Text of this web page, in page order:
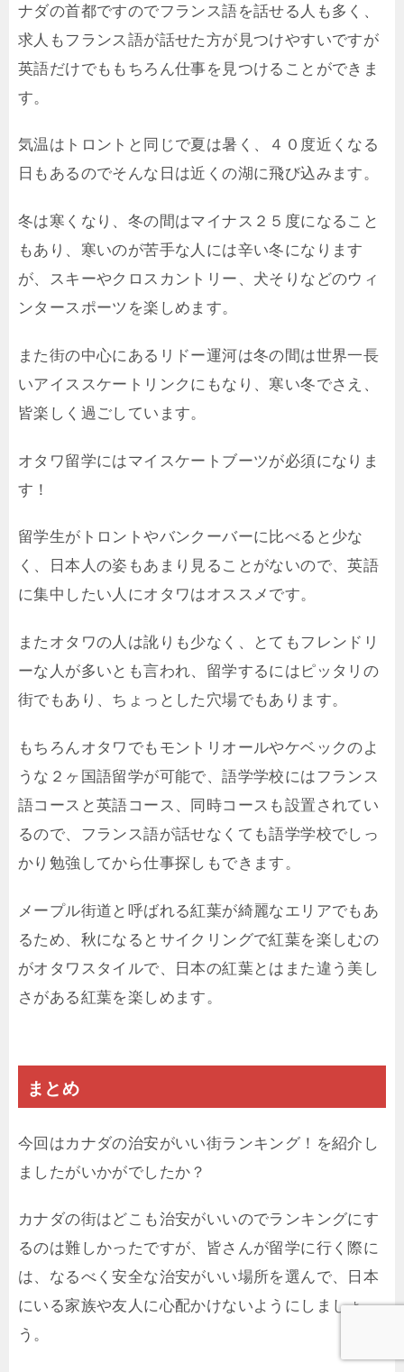
ナダの首都ですのでフランス語を話せる人も多く、
求人もフランス語が話せた方が見つけやすいですが
英語だけでももちろん仕事を見つけることができま
す。
気温はトロントと同じで夏は暑く、４０度近くなる
日もあるのでそんな日は近くの湖に飛び込みます。
冬は寒くなり、冬の間はマイナス２５度になること
もあり、寒いのが苦手な人には辛い冬になります
が、スキーやクロスカントリー、犬そりなどのウィ
ンタースポーツを楽しめます。
また街の中心にあるリドー運河は冬の間は世界一長
いアイススケートリンクにもなり、寒い冬でさえ、
皆楽しく過ごしています。
オタワ留学にはマイスケートブーツが必須になりま
す！
留学生がトロントやバンクーバーに比べると少な
く、日本人の姿もあまり見ることがないので、英語
に集中したい人にオタワはオススメです。
またオタワの人は訛りも少なく、とてもフレンドリ
ーな人が多いとも言われ、留学するにはピッタリの
街でもあり、ちょっとした穴場でもあります。
もちろんオタワでもモントリオールやケベックのよ
うな２ヶ国語留学が可能で、語学学校にはフランス
語コースと英語コース、同時コースも設置されてい
るので、フランス語が話せなくても語学学校でしっ
かり勉強してから仕事探しもできます。
メープル街道と呼ばれる紅葉が綺麗なエリアでもあ
るため、秋になるとサイクリングで紅葉を楽しむの
がオタワスタイルで、日本の紅葉とはまた違う美し
さがある紅葉を楽しめます。
まとめ
今回はカナダの治安がいい街ランキング！を紹介し
ましたがいかがでしたか？
カナダの街はどこも治安がいいのでランキングにす
るのは難しかったですが、皆さんが留学に行く際に
は、なるべく安全な治安がいい場所を選んで、日本
にいる家族や友人に心配かけないようにしましょ
う。